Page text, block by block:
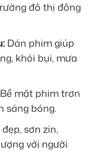
đô thị đông
Dán phim giúp
khói bụi, mưa
Bề mặt phim trơn
sáng bóng.
sơn zin,
với người